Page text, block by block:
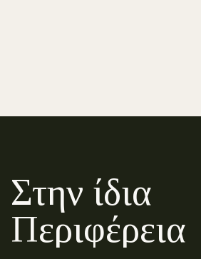
Στην ίδια
Περιφέρεια